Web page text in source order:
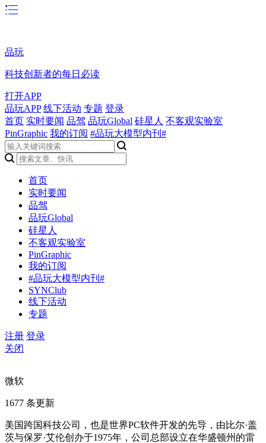
品玩
科技创新者的每日必读
打开APP
品玩APP 线下活动 专题 登录
首页 实时要闻 品驾 品玩Global 硅星人 不客观实验室
PinGraphic 我的订阅 #品玩大模型内刊#
首页
实时要闻
品驾
品玩Global
硅星人
不客观实验室
PinGraphic
我的订阅
#品玩大模型内刊#
SYNClub
线下活动
专题
注册 登录
关闭
微软
1677 条更新
美国跨国科技公司，也是世界PC软件开发的先导，由比尔·盖
茨与保罗·艾伦创办于1975年，公司总部设立在华盛顿州的雷